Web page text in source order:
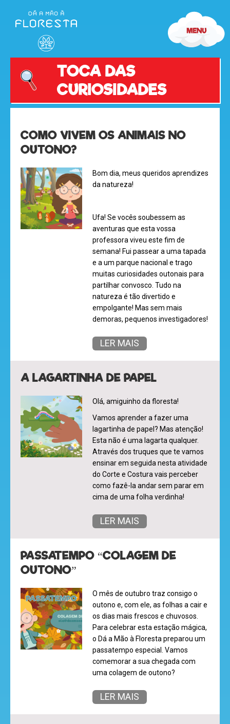
olá
desenhos
mega
super
eventos
recebe
TOCA DAS
CURIOSIDADES
COMO VIVEM OS ANIMAIS NO
OUTONO?
Bom dia, meus queridos aprendizes
da natureza!
Ufa! Se vocês soubessem as
aventuras que esta vossa
professora viveu este fim de
semana! Fui passear a uma tapada
e a um parque nacional e trago
muitas curiosidades outonais para
partilhar convosco. Tudo na
natureza é tão divertido e
empolgante! Mas sem mais
demoras, pequenos investigadores!
LER MAIS
A LAGARTINHA DE PAPEL
Olá, amiguinho da floresta!
Vamos aprender a fazer uma
lagartinha de papel? Mas atenção!
Esta não é uma lagarta qualquer.
Através dos truques que te vamos
ensinar em seguida nesta atividade
do Corte e Costura vais perceber
como fazê-la andar sem parar em
cima de uma folha verdinha!
LER MAIS
PASSATEMPO “COLAGEM DE
OUTONO”
O mês de outubro traz consigo o
outono e, com ele, as folhas a cair e
os dias mais frescos e chuvosos.
Para celebrar esta estação mágica,
o Dá a Mão à Floresta preparou um
passatempo especial. Vamos
comemorar a sua chegada com
uma colagem de outono?
LER MAIS